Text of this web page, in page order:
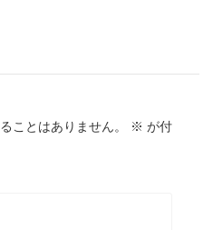
ことはありません。 ※ が付